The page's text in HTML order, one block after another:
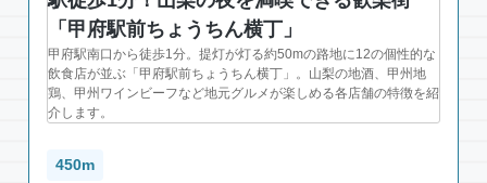
「甲府駅前ちょうちん横丁」
甲府駅南口から徒歩1分。提灯が灯る約50mの路地に12の個性的な
飲食店が並ぶ「甲府駅前ちょうちん横丁」。山梨の地酒、甲州地
鶏、甲州ワインビーフなど地元グルメが楽しめる各店舗の特徴を紹
介します。
450m